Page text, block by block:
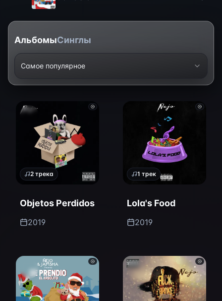
АльбомыСинглы
Самое популярное
2 трека
Objetos Perdidos
2019
1 трек
Lola's Food
2019